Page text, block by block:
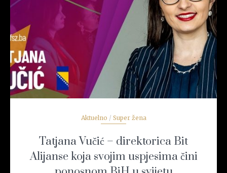
READ MORE
Aktuelno / Super žena
Tatjana Vučić – direktorica Bit
Alijanse koja svojim uspjesima čini